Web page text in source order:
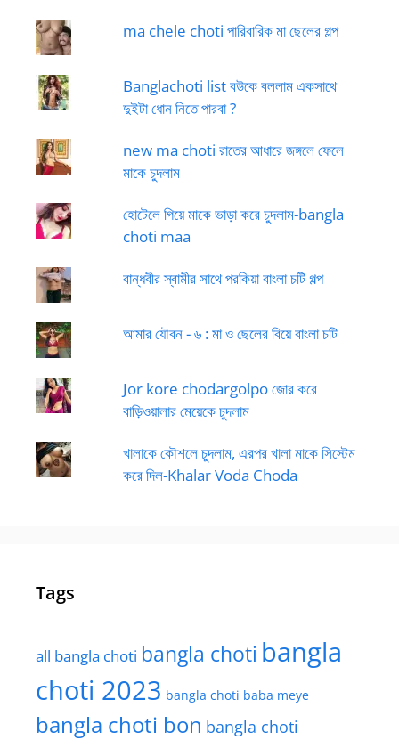
ma chele choti পারিবারিক মা ছেলের গল্প
Banglachoti list বউকে বললাম একসাথে
দুইটা ধোন নিতে পারবা ?
new ma choti রাতের আধারে জঙ্গলে ফেলে
মাকে চুদলাম
হোটেলে গিয়ে মাকে ভাড়া করে চুদলাম-bangla
choti maa
বান্ধবীর স্বামীর সাথে পরকিয়া বাংলা চটি গল্প
আমার যৌবন - ৬ : মা ও ছেলের বিয়ে বাংলা চটি
Jor kore chodargolpo জোর করে
বাড়িওয়ালার মেয়েকে চুদলাম
খালাকে কৌশলে চুদলাম, এরপর খালা মাকে সিস্টেম
করে দিল-Khalar Voda Choda
Tags
all bangla choti bangla choti bangla
choti 2023 bangla choti baba meye
bangla choti bon bangla choti